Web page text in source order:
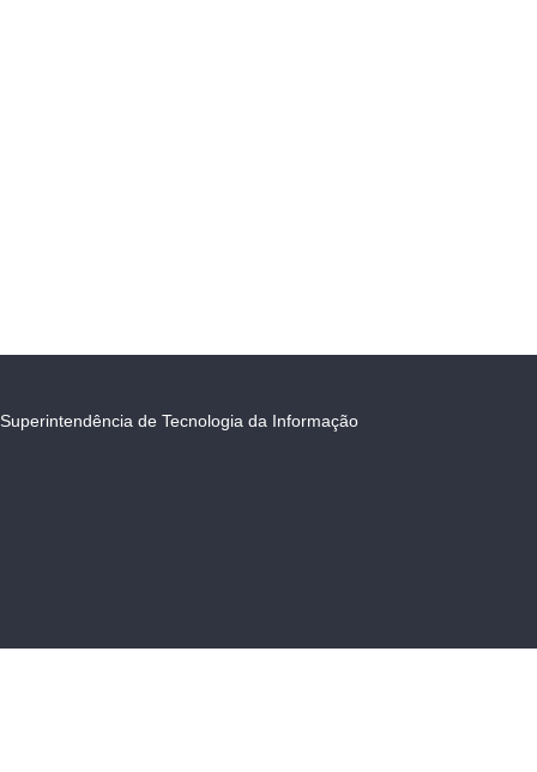
Superintendência de Tecnologia da Informação